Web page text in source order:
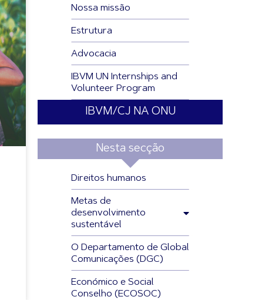
Nossa missão
Estrutura
Advocacia
IBVM UN Internships and
Volunteer Program
IBVM/CJ NA ONU
Nesta secção
Direitos humanos
Metas de
desenvolvimento
sustentável
O Departamento de Global
Comunicações (DGC)
Económico e Social
Conselho (ECOSOC)